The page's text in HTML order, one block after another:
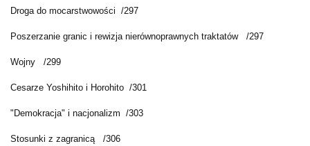
Droga do mocarstwowości /297
Poszerzanie granic i rewizja nierównoprawnych traktatów /297
Wojny /299
Cesarze Yoshihito i Horohito /301
"Demokracja" i nacjonalizm /303
Stosunki z zagranicą /306